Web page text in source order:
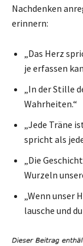
Nachdenken
erinnern:
„Das Herz
je erfassen
„In der Stille
Wahrheiten.“
„Jede Träne
spricht als
„Die
Wurzeln
„Wenn unser
lausche und